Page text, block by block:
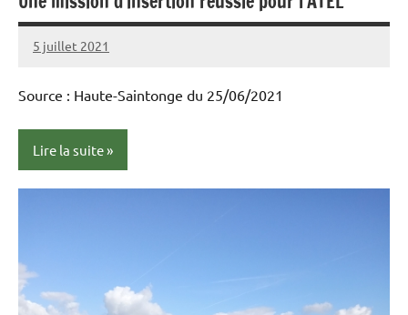
5 juillet 2021
admin
Aucun
Source : Haute-Saintonge du 25/06/2021
Lire la suite